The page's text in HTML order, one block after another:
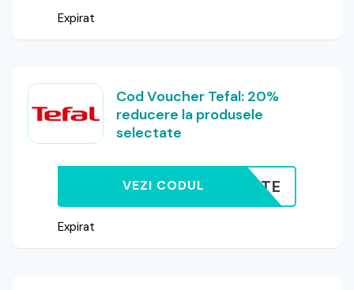
Expirat
Cod Voucher Tefal: 20%
reducere la produsele
selectate
PASTE
VEZI CODUL
Expirat